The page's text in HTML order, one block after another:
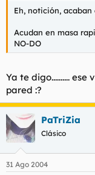
Eh, notición,
Acudan en masa
NO-DO
Ya te digo..........
pared :?
PaTriZia
Clásico
31 Ago 2004